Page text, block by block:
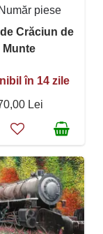
piese
Crăciun de
Munte
în 14 zile
Lei